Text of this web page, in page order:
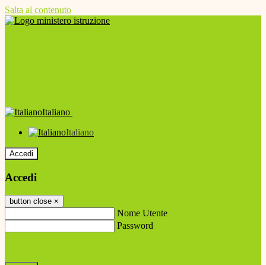
Salta al contenuto
Italiano
Italiano
Accedi
Accedi
button close ×
Nome Utente
Password